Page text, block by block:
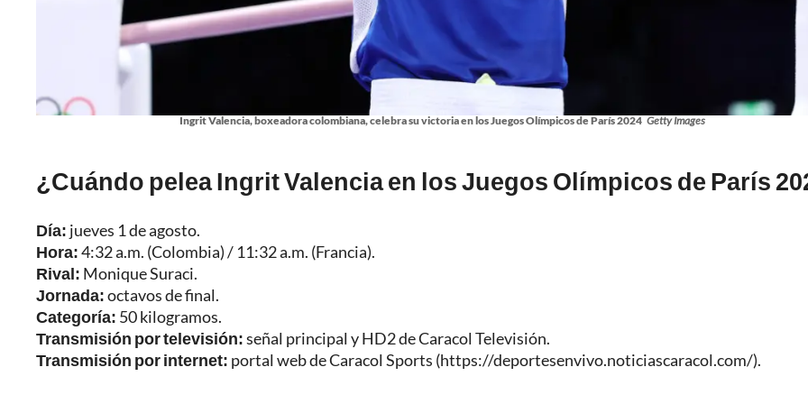
Ingrit Valencia, boxeadora colombiana, celebra su victoria en los Juegos Olímpicos de París 2024 Getty Images
¿Cuándo pelea Ingrit Valencia en los Juegos Olímpicos de París
Día: jueves 1 de agosto.
Hora:4:32 a.m. (Colombia) / 11:32 a.m. (Francia).
Rival: Monique Suraci.
Jornada:octavos de final.
Categoría: 50 kilogramos.
Transmisión por televisión:señal principal y HD2 de Caracol Televisión.
Transmisión por internet: portal web de Caracol Sports (https://deportesenvivo.noticiascaracol.com/).